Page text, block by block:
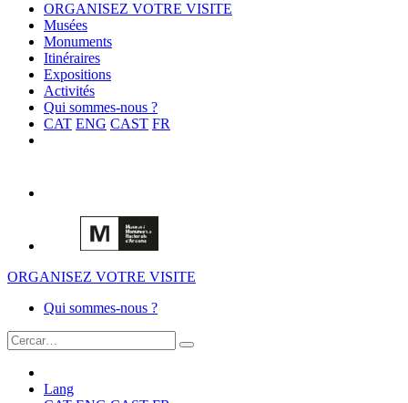
ORGANISEZ VOTRE VISITE
Musées
Monuments
Itinéraires
Expositions
Activités
Qui sommes-nous ?
CAT ENG CAST FR
ORGANISEZ VOTRE VISITE
Qui sommes-nous ?
Lang